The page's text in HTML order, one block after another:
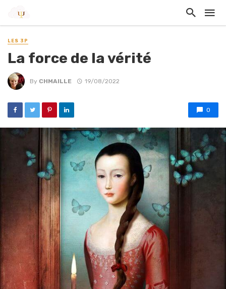
LES 3P
La force de la vérité
By CHMAILLE 19/08/2022
0